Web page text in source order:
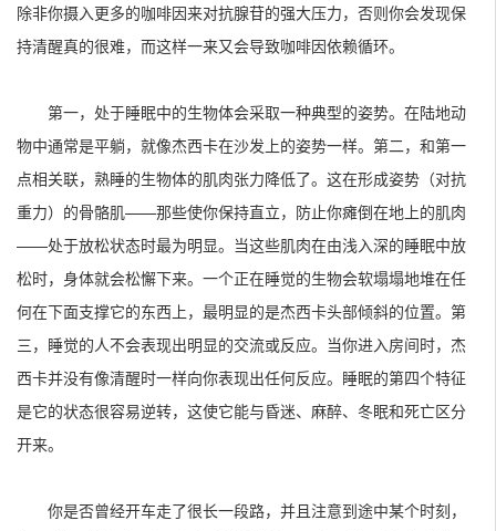
除非你摄入更多的咖啡因来对抗腺苷的强大压力，否则你会发现保
持清醒真的很难，而这样一来又会导致咖啡因依赖循环。
第一，处于睡眠中的生物体会采取一种典型的姿势。在陆地动
物中通常是平躺，就像杰西卡在沙发上的姿势一样。第二，和第一
点相关联，熟睡的生物体的肌肉张力降低了。这在形成姿势（对抗
重力）的骨骼肌——那些使你保持直立，防止你瘫倒在地上的肌肉
——处于放松状态时最为明显。当这些肌肉在由浅入深的睡眠中放
松时，身体就会松懈下来。一个正在睡觉的生物会软塌塌地堆在任
何在下面支撑它的东西上，最明显的是杰西卡头部倾斜的位置。第
三，睡觉的人不会表现出明显的交流或反应。当你进入房间时，杰
西卡并没有像清醒时一样向你表现出任何反应。睡眠的第四个特征
是它的状态很容易逆转，这使它能与昏迷、麻醉、冬眠和死亡区分
开来。
你是否曾经开车走了很长一段路，并且注意到途中某个时刻，